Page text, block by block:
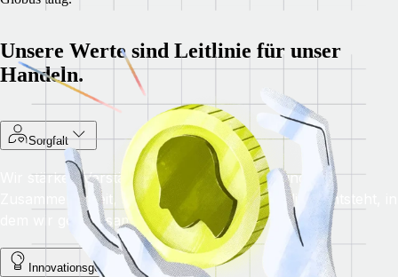
Unsere Werte sind Leitlinie für unser
Handeln.
Sorgfalt
Wir stärken Verständnis, Eigenverantwortung und
Zusammenarbeit, sodass ein förderliches Klima entsteht, in
dem wir gemeinsam erfolgreich sein können.
Innovationsgeist